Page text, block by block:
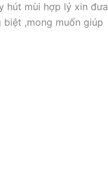
hút mùi hợp lý xin đưa
,mong muốn giúp